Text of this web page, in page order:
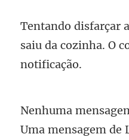
saiu da cozinha. O